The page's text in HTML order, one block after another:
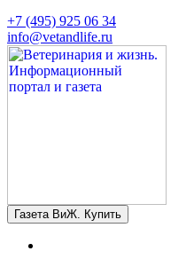
+7 (495) 925 06 34
info@vetandlife.ru
Газета ВиЖ. Купить